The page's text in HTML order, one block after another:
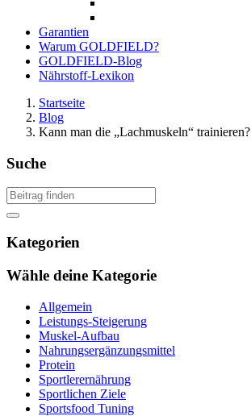
Garantien
Warum GOLDFIELD?
GOLDFIELD-Blog
Nährstoff-Lexikon
Startseite
Blog
Kann man die „Lachmuskeln“ trainieren?
Suche
Kategorien
Wähle deine Kategorie
Allgemein
Leistungs-Steigerung
Muskel-Aufbau
Nahrungsergänzungsmittel
Protein
Sportlerernährung
Sportlichen Ziele
Sportsfood Tuning